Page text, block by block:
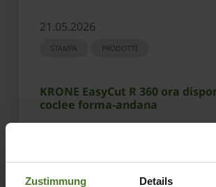
Zustimmung Details
21.05.2026
STAMPA PRODOTTI
KRONE EasyCut R 360 ora
coclee forma-andana